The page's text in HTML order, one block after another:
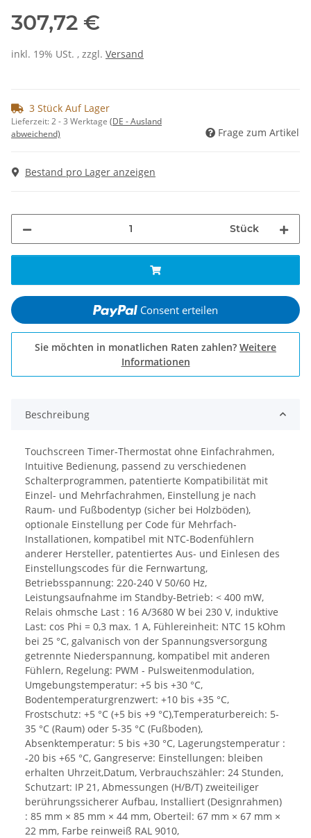
307,72 €
inkl. 19% USt. , zzgl. Versand
3 Stück Auf Lager
Lieferzeit:2 - 3 Werktage (DE - Ausland
abweichend)
Frage zum Artikel
Bestand pro Lager anzeigen
Stück
Consent erteilen
Sie möchten in monatlichen Raten zahlen? Weitere
Informationen
Beschreibung
Touchscreen Timer-Thermostat ohne Einfachrahmen,
Intuitive Bedienung, passend zu verschiedenen
Schalterprogrammen, patentierte Kompatibilität mit
Einzel- und Mehrfachrahmen, Einstellung je nach
Raum- und Fußbodentyp (sicher bei Holzböden),
optionale Einstellung per Code für Mehrfach-
Installationen, kompatibel mit NTC-Bodenfühlern
anderer Hersteller, patentiertes Aus- und Einlesen des
Einstellungscodes für die Fernwartung,
Betriebsspannung: 220-240 V 50/60 Hz,
Leistungsaufnahme im Standby-Betrieb: < 400 mW,
Relais ohmsche Last : 16 A/3680 W bei 230 V, induktive
Last: cos Phi = 0,3 max. 1 A, Fühlereinheit: NTC 15 kOhm
bei 25 °C, galvanisch von der Spannungsversorgung
getrennte Niederspannung, kompatibel mit anderen
Fühlern, Regelung: PWM - Pulsweitenmodulation,
Umgebungstemperatur: +5 bis +30 °C,
Bodentemperaturgrenzwert: +10 bis +35 °C,
Frostschutz: +5 °C (+5 bis +9 °C),Temperaturbereich: 5-
35 °C (Raum) oder 5-35 °C (Fußboden),
Absenktemperatur: 5 bis +30 °C, Lagerungstemperatur :
-20 bis +65 °C, Gangreserve: Einstellungen: bleiben
erhalten Uhrzeit,Datum, Verbrauchszähler: 24 Stunden,
Schutzart: IP 21, Abmessungen (H/B/T) zweiteiliger
berührungssicherer Aufbau, Installiert (Designrahmen)
: 85 mm × 85 mm × 44 mm, Oberteil: 67 mm × 67 mm ×
22 mm, Farbe reinweiß RAL 9010,